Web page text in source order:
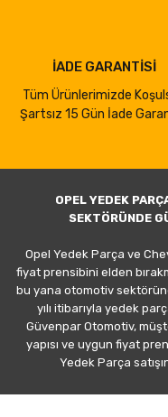
İADE GARANTİSİ
Tüm Ürünlerimizde
Şartsız 15 Gün İade
OPEL YEDEK
SEKTÖRÜNDE
Opel Yedek Parça ve
fiyat prensibini elden
bu yana otomotiv
yılı itibarıyla yedek
Güvenpar Otomotiv,
yapısı ve uygun fiyat
Yedek Parça